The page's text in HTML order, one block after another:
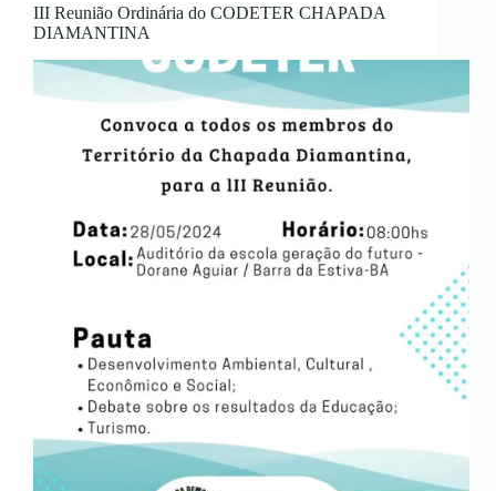
III Reunião Ordinária do CODETER CHAPADA
DIAMANTINA